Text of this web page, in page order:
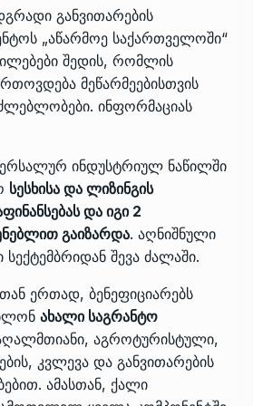
განვითარების
„აწარმოე საქართველოში“
შედის, რომლის
მეწარმეებისთვის
ინფორმაციას
ინდუსტრიულ ნაწილში
სესხისა და ლიზინგის
და იგი 2
გაიზარდა. აღნიშნული
შევა ძალაში.
ერთად, ბენეფიციარებს
ახალი საგრანტო
აგროტურისტული,
კვლევა და განვითარების
ამასთან, ქალი